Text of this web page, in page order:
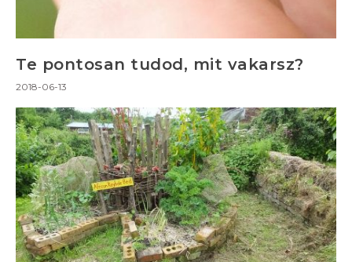
Te pontosan tudod, mit vakarsz?
2018-06-13